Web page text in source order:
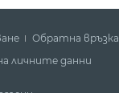
Обратна връзка
личните данни